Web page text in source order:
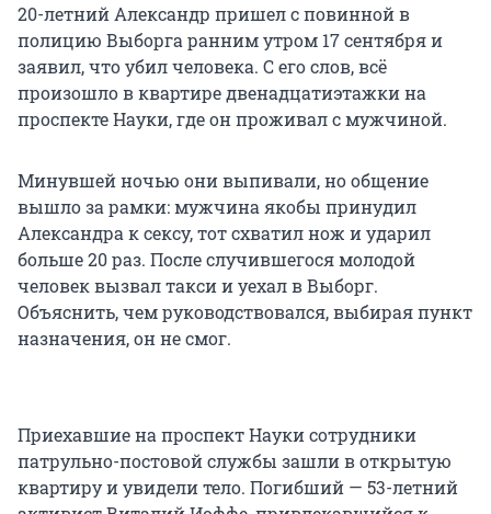
20-летний Александр пришел с повинной в
полицию Выборга ранним утром 17 сентября и
заявил, что убил человека. С его слов, всё
произошло в квартире двенадцатиэтажки на
проспекте Науки, где он проживал с мужчиной.
Минувшей ночью они выпивали, но общение
вышло за рамки: мужчина якобы принудил
Александра к сексу, тот схватил нож и ударил
больше 20 раз. После случившегося молодой
человек вызвал такси и уехал в Выборг.
Объяснить, чем руководствовался, выбирая пункт
назначения, он не смог.
Приехавшие на проспект Науки сотрудники
патрульно-постовой службы зашли в открытую
квартиру и увидели тело. Погибший — 53-летний